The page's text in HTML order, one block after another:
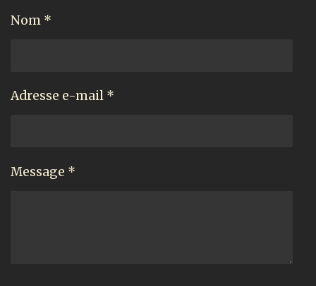
Nom *
Adresse e-mail *
Message *